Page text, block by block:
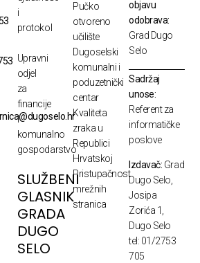
i
protokol
Upravni
odjel
za
financije
i
komunalno
gospodarstvo
SLUŽBENI
GLASNIK
GRADA
DUGO
SELO
Pučko
otvoreno
učilište
Dugoselski
komunalni i
poduzetnički
centar
Kvaliteta
zraka u
Republici
Hrvatskoj
Pristupačnost
mrežnih
stranica
objavu
odobrava:
Grad Dugo
Selo
Sadržaj
unose:
Referent za
informatičke
poslove
Izdavač: Grad
Dugo Selo,
Josipa
Zorića 1,
Dugo Selo
tel: 01/2753
705